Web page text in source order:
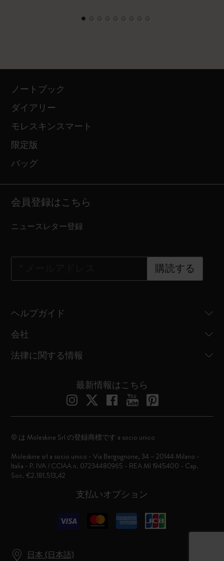
ノートブック
ダイアリー
モレスキンスマート
限定版
バッグ
会員登録はこちら
ニュースレター登録
購読する
ヘルプガイド
会社
法律に関する情報
最新情報はこちら
日本 (日本語)
支払いオプション
© は Moleskine Srl の登録商標です a socio unico
Moleskine srl a socio unico - Via Bergognone, 34 – 20144 Milano -
Italia - P. IVA / CCIAA n. 07234480965 - REA MI 1945400 - Cap.
Soc. €2.181.513,42